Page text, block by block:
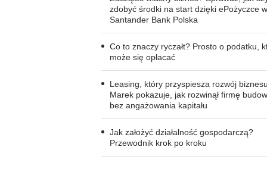
zdobyć środki na start dzięki ePożyczce w
Santander Bank Polska
Co to znaczy ryczałt? Prosto o podatku,
może się opłacać
Leasing, który przyspiesza rozwój
Marek pokazuje, jak rozwinął firmę
bez angażowania kapitału
Jak założyć działalność gospodarczą?
Przewodnik krok po kroku